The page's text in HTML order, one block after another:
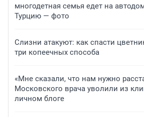
многодетная семья едет на
Турцию — фото
Слизни атакуют: как спасти
три копеечных способа
«Мне сказали, что нам нужно
Московского врача уволили из
личном блоге